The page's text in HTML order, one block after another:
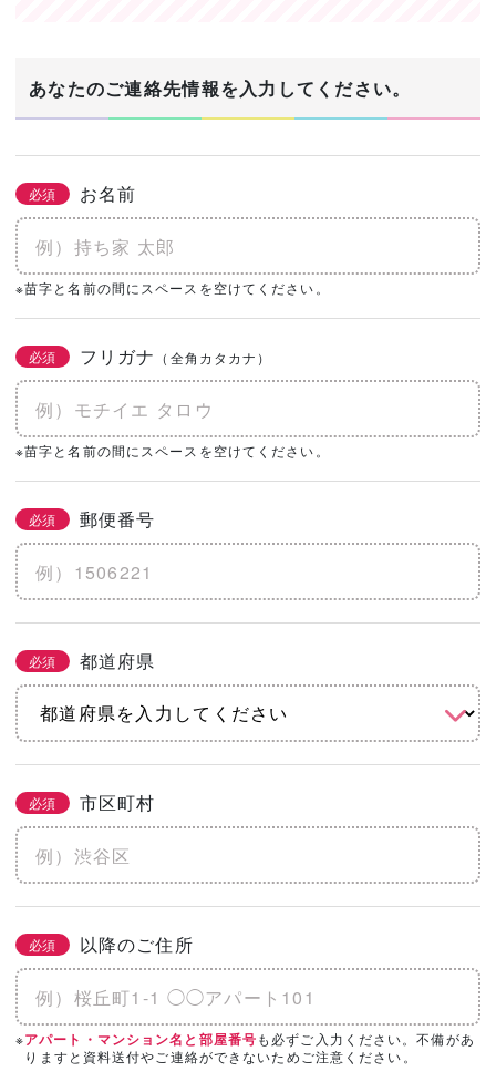
あなたのご連絡先情報を入力してください。
必須 お名前
※苗字と名前の間にスペースを空けてください。
必須 フリガナ （全角カタカナ）
※苗字と名前の間にスペースを空けてください。
必須 郵便番号
必須 都道府県
必須 市区町村
必須 以降のご住所
※アパート・マンション名と部屋番号も必ずご入力ください。不備があ
りますと資料送付やご連絡ができないためご注意ください。